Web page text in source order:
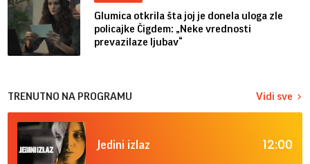
Glumica otkrila šta joj je donela uloga zle
policajke Čigdem: „Neke vrednosti
prevazilaze ljubav“
TRENUTNO NA PROGRAMU Vidi sve
Jedini izlaz 12:00